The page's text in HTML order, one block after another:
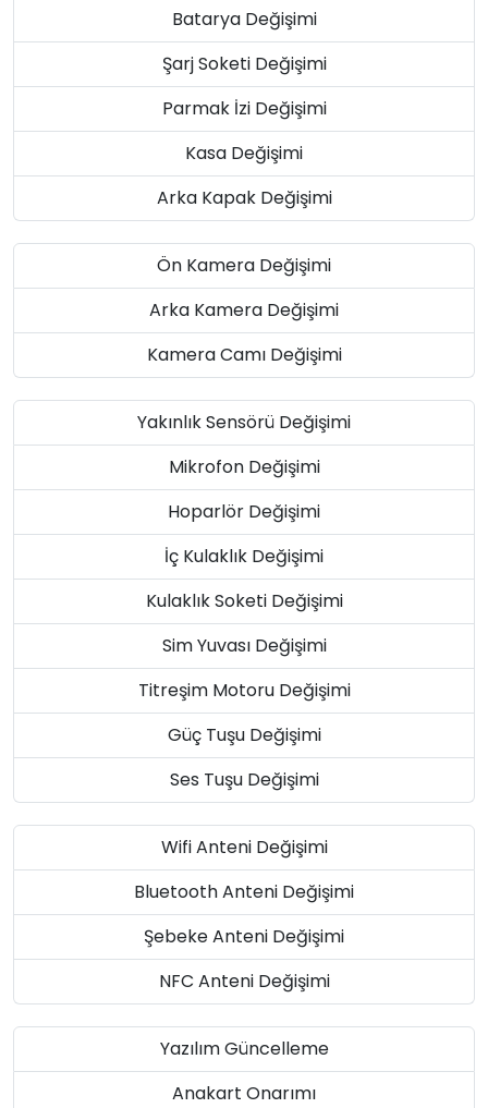
Batarya Değişimi
Şarj Soketi Değişimi
Parmak İzi Değişimi
Kasa Değişimi
Arka Kapak Değişimi
Ön Kamera Değişimi
Arka Kamera Değişimi
Kamera Camı Değişimi
Yakınlık Sensörü Değişimi
Mikrofon Değişimi
Hoparlör Değişimi
İç Kulaklık Değişimi
Kulaklık Soketi Değişimi
Sim Yuvası Değişimi
Titreşim Motoru Değişimi
Güç Tuşu Değişimi
Ses Tuşu Değişimi
Wifi Anteni Değişimi
Bluetooth Anteni Değişimi
Şebeke Anteni Değişimi
NFC Anteni Değişimi
Yazılım Güncelleme
Anakart Onarımı